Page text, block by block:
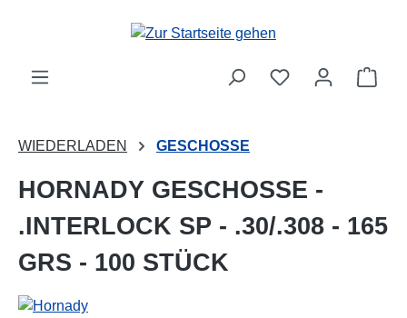
Zum Hauptinhalt springen
WIEDERLADEN GESCHOSSE
HORNADY GESCHOSSE -
.INTERLOCK SP - .30/.308 - 165
GRS - 100 STÜCK